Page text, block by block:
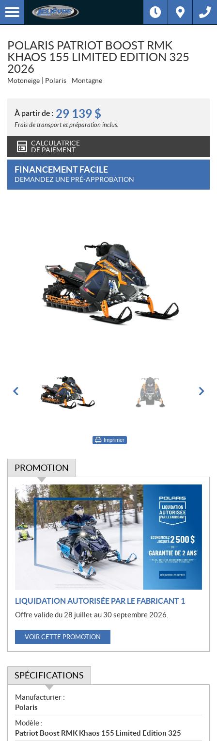
POLARIS PATRIOT BOOST RMK
KHAOS 155 LIMITED EDITION 325
2026
Motoneige Polaris Montagne
À partir de : 29 139 $
Frais de transport et préparation inclus.
CALCULATRICE
DE PAIEMENT
FINANCEMENT FACILE
DEMANDEZ UNE PRÉ-APPROBATION
Imprimer
PROMOTION
P
r
o
m
o
t
LIQUIDATION AUTORISÉE PAR LE FABRICANT 1
Offre valide du 28 juillet au 30 septembre 2026.
VOIR CETTE PROMOTION
SPÉCIFICATIONS
S
p
é
c
Manufacturier :
Polaris
Modèle :
Patriot Boost RMK Khaos 155 Limited Edition 325